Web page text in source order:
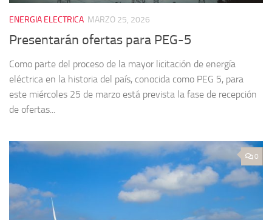
ENERGIA ELECTRICA MARZO 25, 2026
Presentarán ofertas para PEG-5
Como parte del proceso de la mayor licitación de energía
eléctrica en la historia del país, conocida como PEG 5, para
este miércoles 25 de marzo está prevista la fase de recepción
de ofertas...
0